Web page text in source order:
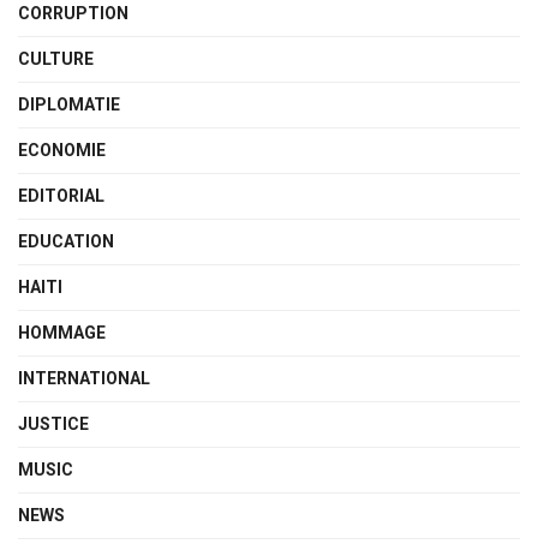
CORRUPTION
CULTURE
DIPLOMATIE
ECONOMIE
EDITORIAL
EDUCATION
HAITI
HOMMAGE
INTERNATIONAL
JUSTICE
MUSIC
NEWS